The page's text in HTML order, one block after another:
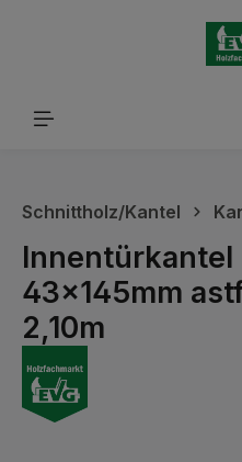
Schnittholz/Kantel
Innentürkantel
43x145mm
2,10m